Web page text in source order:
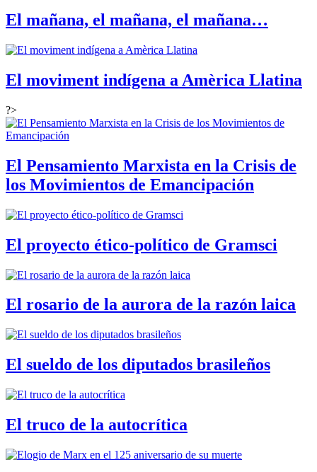
El mañana, el mañana, el mañana…
El moviment indígena a Amèrica Llatina
?>
El Pensamiento Marxista en la Crisis de
los Movimientos de Emancipación
El proyecto ético-político de Gramsci
El rosario de la aurora de la razón laica
El sueldo de los diputados brasileños
El truco de la autocrítica